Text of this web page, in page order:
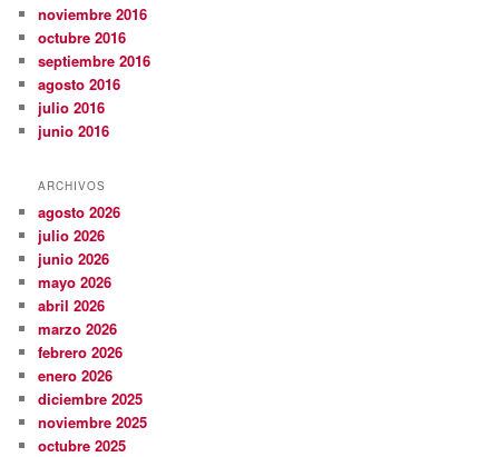
noviembre 2016
octubre 2016
septiembre 2016
agosto 2016
julio 2016
junio 2016
ARCHIVOS
agosto 2026
julio 2026
junio 2026
mayo 2026
abril 2026
marzo 2026
febrero 2026
enero 2026
diciembre 2025
noviembre 2025
octubre 2025